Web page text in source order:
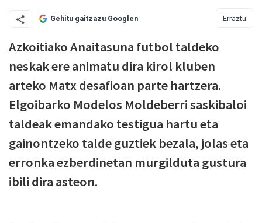
Gehitu gaitzazu Googlen Erraztu
Azkoitiako Anaitasuna futbol taldeko
neskak ere animatu dira kirol kluben
arteko Matx desafioan parte hartzera.
Elgoibarko Modelos Moldeberri saskibaloi
taldeak emandako testigua hartu eta
gainontzeko talde guztiek bezala, jolas eta
erronka ezberdinetan murgilduta gustura
ibili dira asteon.